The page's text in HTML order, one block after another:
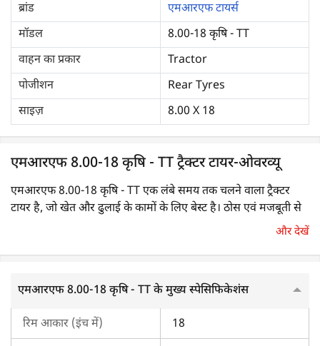
ब्रांड
एमआरएफ टायर्स
मॉडल
8.00-18 कृषि - TT
वाहन का प्रकार
Tractor
पोजीशन
Rear Tyres
साइज़
8.00 X 18
एमआरएफ 8.00-18 कृषि - TT ट्रैक्टर टायर-ओवरव्यू
एमआरएफ 8.00-18 कृषि - TT एक लंबे समय तक चलने वाला ट्रैक्टर
टायर है, जो खेत और ढुलाई के कामों के लिए बेस्ट है। ठोस एवं मजबूती से
निर्मित किये जाने के कारण ये टायर टिकाऊ होते हैं, जिससे ये उबड़-खाबड़
अलग इलाकों और विभिन्न मौसम की स्थितियों में बेहतर ट्रेक्सन के साथ भार
गति सहित ओवरऑल परफ़ोर्मेंस में सुधार कर सकता है।
ट्रैक्टरकारवां आपको एमआरएफ 8.00-18 कृषि - TT के बारे में सभी
और देखें
एमआरएफ 8.00-18 कृषि - TT के मुख्य स्पेसिफिकेशंस
रिम आकार (इंच में) 18